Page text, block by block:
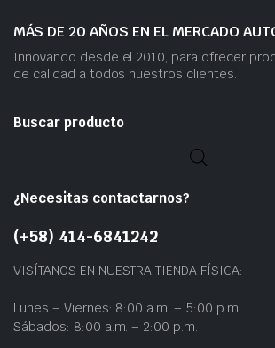
MÁS DE 20 AÑOS EN EL MERCADO
Innovando desde el 2010, para ofrecer
de calidad a todos nuestros clientes.
Buscar producto
¿Necesitas contactarnos?
(+58) 414-6841242
VISÍTANOS EN NUESTRA TIENDA FÍSICA:
Lunes – Viernes: 8:00 a.m. – 5:00 p.m.
Sábados: 8:00 a.m. – 2:00 p.m.